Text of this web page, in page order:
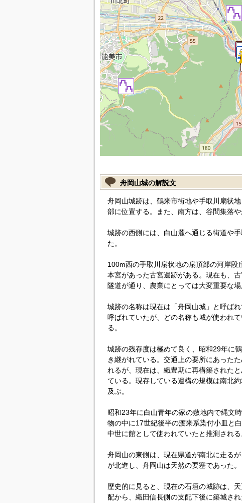
舟岡山城の解説文
舟岡山城跡は、鶴来市街地や手取川扇状
部に位置する。また、南方は、谷間集落や
城跡の西側には、白山麓へ通じる街道や
た。
100m西の手取川扇状地の扇頂部の河岸
本宮があった古宮遺跡がある。現在も、
隧道が通り、農業にとっては大変重要な場
城跡の名称は現在は「舟岡山城」と呼ば
呼ばれていたが、どの名称も城が使われ
る。
城跡の残存度は極めて良く、昭和29年に
き継がれている。交通上の要所にあった
れるが、現在は、織豊期に再構築された
ている。現存している遺構の規模は南北
及ぶ。
昭和23年に白山青年の家の敷地内で縄文
物の中に17世紀後半の渡来系染付小皿と
中世に館として使われていたと推測される
舟岡山の東側は、現在県道が南北に走る
が北進し、舟岡山は天然の要塞であった。
歴史的に見ると、現在の石垣の城跡は、
配から、織田信長側の支配下後に築城さ